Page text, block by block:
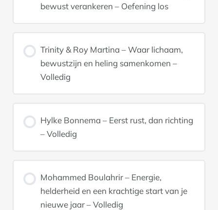
bewust verankeren – Oefening los
Trinity & Roy Martina – Waar lichaam,
bewustzijn en heling samenkomen –
Volledig
Hylke Bonnema – Eerst rust, dan richting
– Volledig
Mohammed Boulahrir – Energie,
helderheid en een krachtige start van je
nieuwe jaar – Volledig